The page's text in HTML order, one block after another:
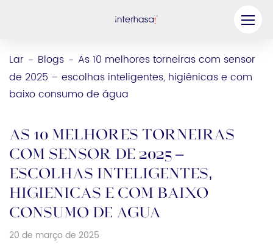
Lar - Blogs - As 10 melhores torneiras com sensor
de 2025 – escolhas inteligentes, higiênicas e com
baixo consumo de água
As 10 melhores torneiras
com sensor de 2025 –
escolhas inteligentes,
higiênicas e com baixo
consumo de água
20 de março de 2025
Produto
Empresa
Solução
Recursos
Contate-nos